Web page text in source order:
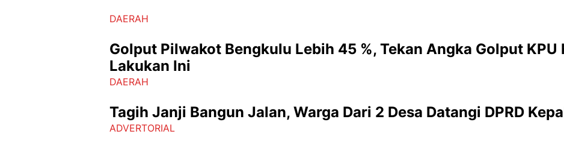
DAERAH
Golput Pilwakot Bengkulu Lebih 45 %, Tekan Angka Golput KPU
Lakukan Ini
DAERAH
Tagih Janji Bangun Jalan, Warga Dari 2 Desa Datangi DPRD
ADVERTORIAL